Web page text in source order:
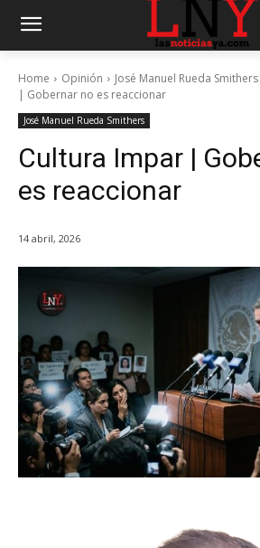
Home Opinión José Manuel Rueda Smithers
| Gobernar no es reaccionar
José Manuel Rueda Smithers
Cultura Impar |
es reaccionar
14 abril, 2026